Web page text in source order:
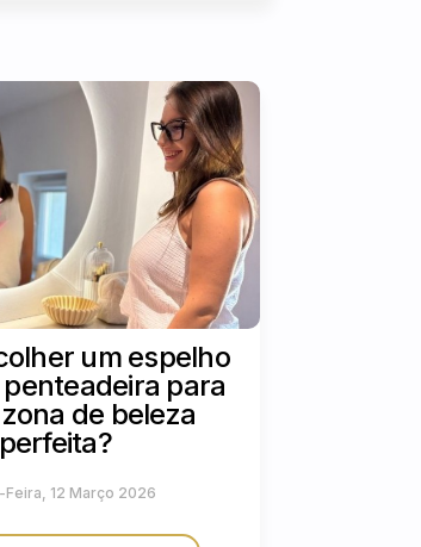
um espelho
para
de beleza
perfeita?
Feira, 12 Março 2026